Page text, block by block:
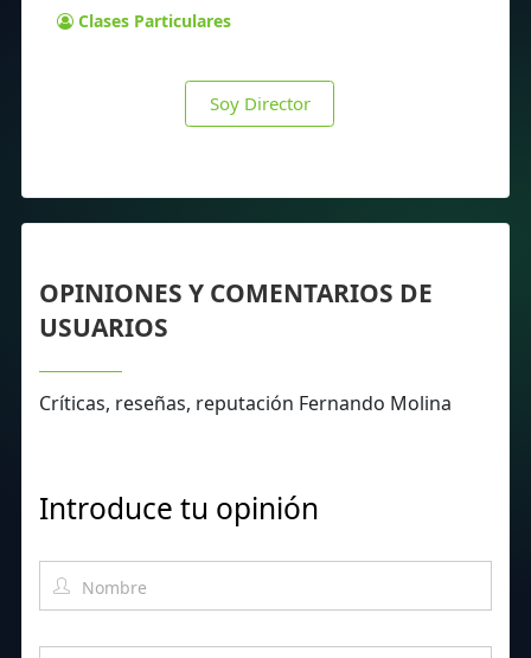
Clases Particulares
Soy Director
OPINIONES Y COMENTARIOS DE
USUARIOS
Críticas, reseñas, reputación Fernando Molina
Introduce tu opinión